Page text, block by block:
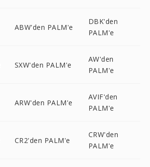
ABW'den PALM'e
DBK'den
PALM'e
SXW'den PALM'e
AW'den
PALM'e
ARW'den PALM'e
AVIF'den
PALM'e
CR2'den PALM'e
CRW'den
PALM'e